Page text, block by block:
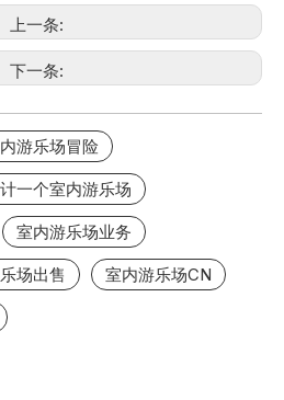
上一条:
下一条:
游乐场冒险
一个室内游乐场
室内游乐场业务
场出售 室内游乐场CN